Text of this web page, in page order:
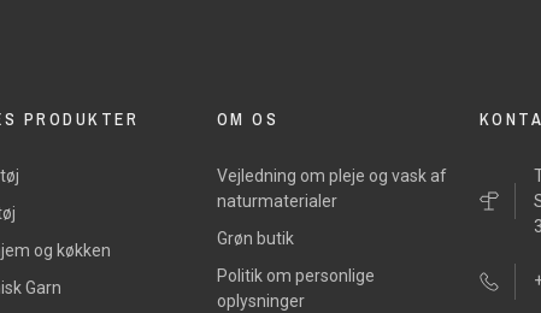
PRODUKTER
og køkken
Garn
OM OS
Vejledning om pleje og vask af
naturmaterialer
Grøn butik
Politik om personlige
oplysninger